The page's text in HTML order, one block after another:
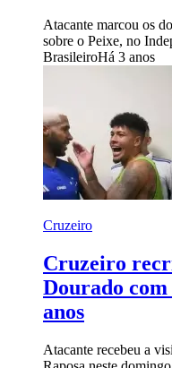
Atacante marcou os
sobre o Peixe, no
BrasileiroHá 3 anos
Cruzeiro
Cruzeiro
Dourado
anos
Atacante recebeu a